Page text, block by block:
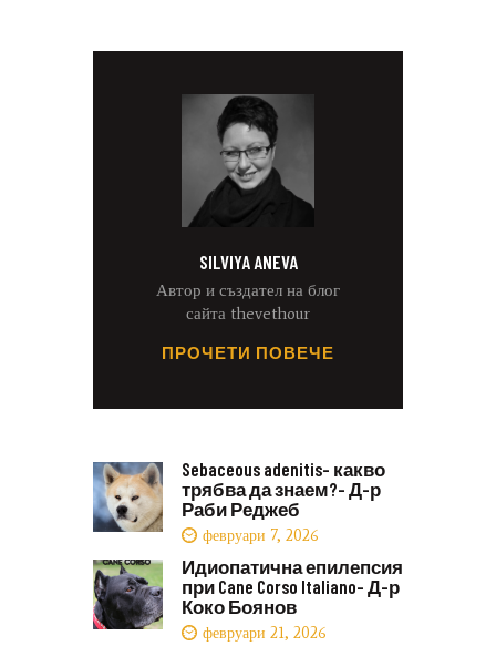
SILVIYA ANEVA
Автор и създател на блог
сайта thevethour
ПРОЧЕТИ ПОВЕЧЕ
Sebaceous adenitis- какво
трябва да знаем?- Д-р
Раби Реджеб
февруари 7, 2026
Идиопатична епилепсия
при Cane Corso Italiano- Д-р
Коко Боянов
февруари 21, 2026